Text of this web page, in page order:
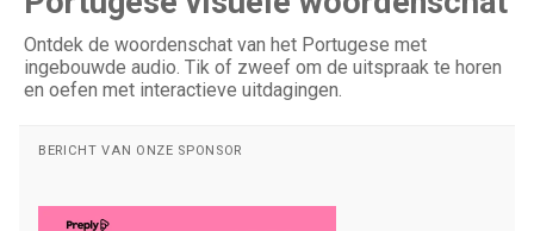
Ontdek de woordenschat van het Portugese met
ingebouwde audio. Tik of zweef om de uitspraak te horen
en oefen met interactieve uitdagingen.
BERICHT VAN ONZE SPONSOR